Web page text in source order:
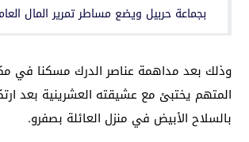
بجماعة حربيل ويضع مساطر تمرير المال
وذلك بعد مداهمة عناصر الدرك مسكنا في
المتهم يختبئ مع عشيقته العشرينية بعد
بالسلاح الأبيض في منزل العائلة بصفرو.